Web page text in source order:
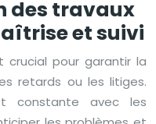
des travaux
et suivi
crucial pour garantir la
retards ou les litiges.
constante avec les